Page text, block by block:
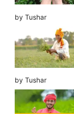
by Tushar
by Tushar